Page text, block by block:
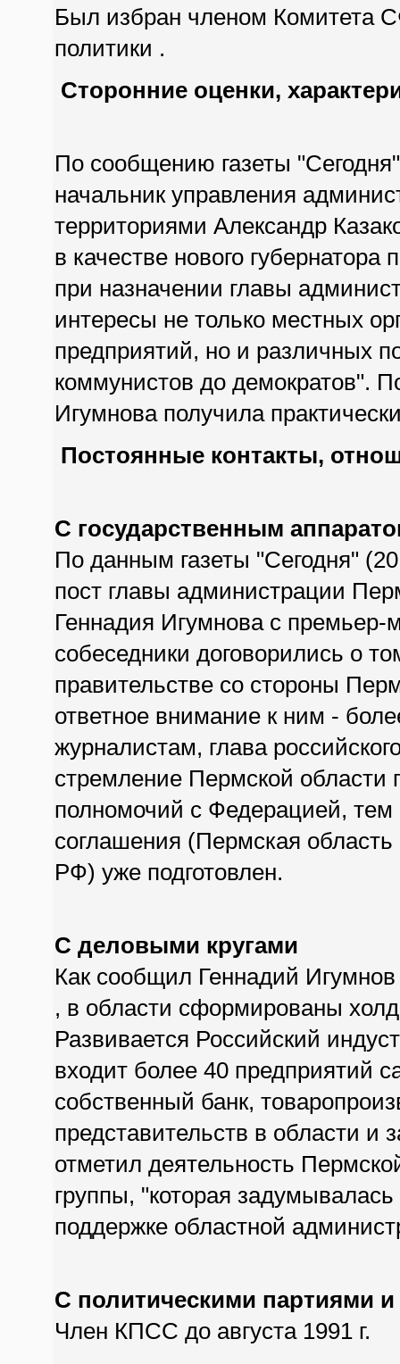
Был избран членом Комитета
политики .
Сторонние оценки,
По сообщению газеты
начальник управления
территориями Александр
в качестве нового
при назначении главы
интересы не только местных
предприятий, но и различных
коммунистов до демократов".
Игумнова получила
Постоянные контакты,
С государственным
По данным газеты "Сегодня"
пост главы администрации
Геннадия Игумнова с
собеседники договорились о
правительстве со стороны
ответное внимание к ним -
журналистам, глава
стремление Пермской области
полномочий с Федерацией, тем
соглашения (Пермская
РФ) уже подготовлен.
С деловыми кругами
Как сообщил Геннадий
, в области сформированы
Развивается Российский
входит более 40 предприятий
собственный банк,
представительств в области и
отметил деятельность
группы, "которая
поддержке областной
С политическими партиями
Член КПСС до августа 1991 г.